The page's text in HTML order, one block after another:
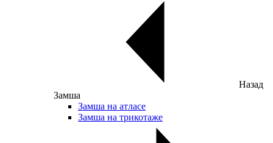
Назад
Замша
Замша на атласе
Замша на трикотаже